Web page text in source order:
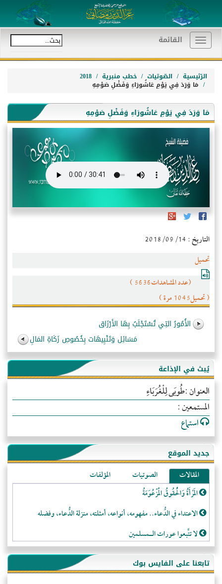
Toggle
navigation
القائمة
الرّئيسية الصّوتيات خطب منبرية 2018
مَا وَرَدَ فِي يَوْمِ عَاشُورَاءِ وَفَضْلِ صَوْمِهِ
مَا وَرَدَ فِي يَوْمِ عَاشُورَاءِ وَفَضْلِ صَوْمِهِ
التاريخ : 2018/09/14
تحميل
(عدد المشاهدات5636 )
( تحميل1045 مرة )
الأُمُورُ التِي تُسْتَجْلَبُ بِهَا الأَرْزَاق
مَسَائِل وَتَنْبِيهَات بِخُصُوصِ زَكَاةِ المَالِ
يُبث في الإذاعة
العنوان :طُوبَى لِلْغُرَبَاءِ
المستمعين :
استماع
جديد الموقع
المقالات الصوتيات
المؤلفات
المَرْأَةُ وَالْحُقُوقُ الْمَزْعُوَمَةُ
الاعتداء في الدُّعاء.. مفهومه، أنواعه، أمثلته، منزلة الدُّعاء، وفضله
لا تتَّبعوا عورات الـمسلمين
فقه النَّصيحة عند الصَّحابة الكرام رضي الله عنهم
لَا عِزَّةَ إِلَّا بِالإِسْلَامِ
تابعنا على الفايس بوك